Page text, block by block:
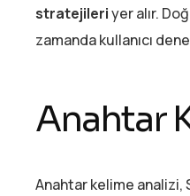
stratejileriyer alır.
zamanda kullanıcı
Anahtar
Anahtar kelime analizi,